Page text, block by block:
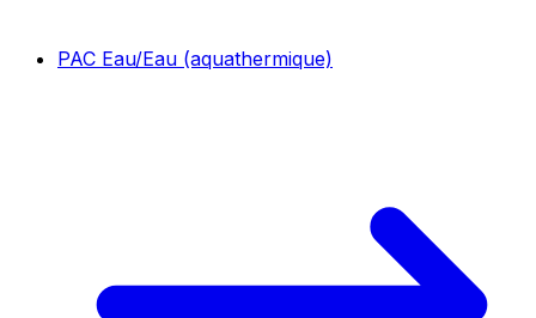
PAC Eau/Eau (aquathermique)